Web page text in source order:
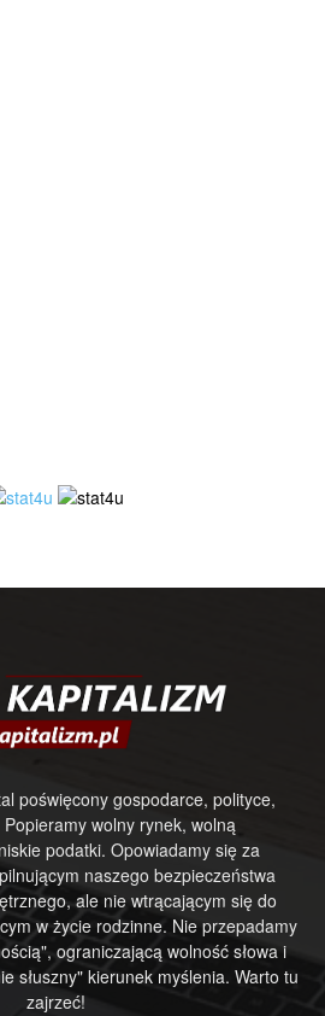
poświęcony gospodarce, polityce,
wolny rynek, wolną
podatki. Opowiadamy się za
naszego bezpieczeństwa
ale nie wtrącającym się do
w życie rodzinne. Nie przepadamy
ograniczającą wolność słowa i
słuszny" kierunek myślenia. Warto tu
zajrzeć!